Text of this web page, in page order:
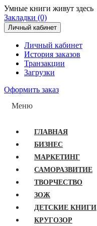
Умные книги живут здесь
Закладки (0)
Личный кабинет
Личный кабинет
История заказов
Транзакции
Загрузки
Оформить заказ
Меню
ГЛАВНАЯ
БИЗНЕС
МАРКЕТИНГ
САМОРАЗВИТИЕ
ТВОРЧЕСТВО
ЗОЖ
ДЕТСКИЕ КНИГИ
КРУГОЗОР